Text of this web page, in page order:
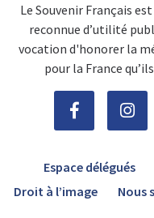
Le Souvenir Français
reconnue d’utilité
vocation d'honorer la
pour la France
Espace délégués
Droit à l’image
Nous